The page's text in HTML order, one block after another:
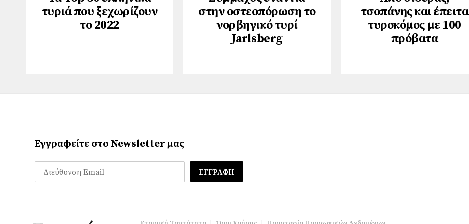
τυριά που ξεχωρίζουν
το 2022
στην οστεοπόρωση το
νορβηγικό τυρί
Jarlsberg
τσοπάνης και έπειτα
τυροκόμος με 100
πρόβατα
Εγγραφείτε στο Newsletter μας